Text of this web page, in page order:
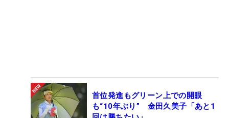
首位発進もグリーン上での開眼
も“10年ぶり” 金田久美子「あと1